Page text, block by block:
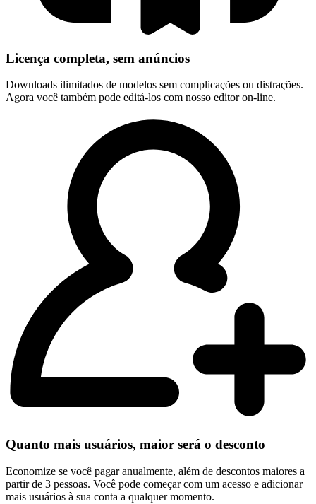
Licença completa, sem anúncios
Downloads ilimitados de modelos sem complicações ou distrações.
Agora você também pode editá-los com nosso editor on-line.
Quanto mais usuários, maior será o desconto
Economize se você pagar anualmente, além de descontos maiores a
partir de 3 pessoas. Você pode começar com um acesso e adicionar
mais usuários à sua conta a qualquer momento.